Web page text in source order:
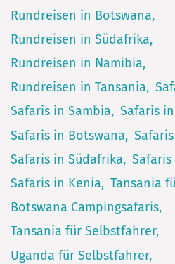
Rundreisen in Botswana
Rundreisen in Südafrika
Rundreisen in Namibia
Rundreisen in Tansania
Safaris in Sambia
Safaris
Safaris in Botswana
Safaris in Südafrika
Safaris
Safaris in Kenia
Tansania
Botswana Campingsafaris
Tansania für Selbstfahrer
Uganda für Selbstfahrer